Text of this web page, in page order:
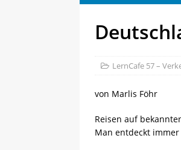
LernCafe 57 –
von Marlis Föhr
Reisen auf
Man entdeckt